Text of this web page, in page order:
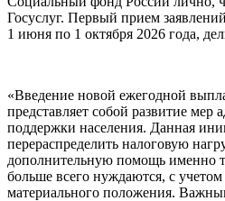
Госуслуг. Первый прием
1 июня по 1 октября 2026 года,
«Введение новой ежегодной
представляет собой развитие мер
поддержки населения. Данная
перераспределить налоговую
дополнительную помощь именно
больше всего нуждаются, с учетом
материального положения.